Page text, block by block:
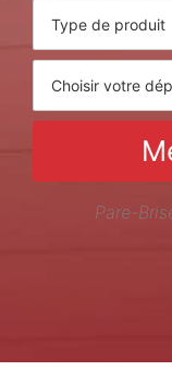
Pare-